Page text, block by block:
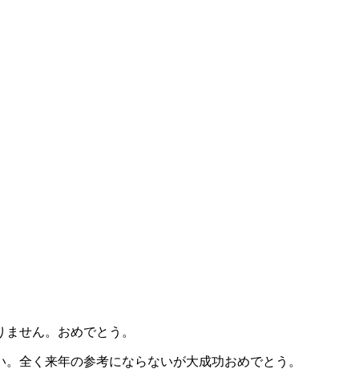
せん。おめでとう。
全く来年の参考にならないが大成功おめでとう。